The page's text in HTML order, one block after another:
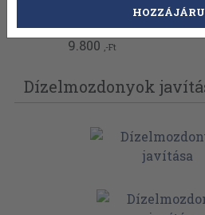
Vissza az előző oldalra
9.800 ,-Ft
Dízelmozdonyok